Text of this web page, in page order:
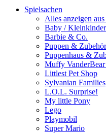
Spielsachen
Alles anzeigen
Baby / Kleinkinder
Barbie & Co.
Puppen & Zubehör
Puppenhaus &
Muffy
Littlest Pet Shop
Sylvanian Families
L.O.L. Surprise!
My little Pony
Lego
Playmobil
Super Mario